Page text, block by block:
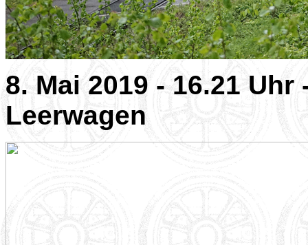
8. Mai 2019 - 16.21
Leerwagen